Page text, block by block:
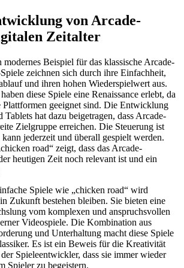
von Arcade-
Zeitalter
modernes Beispiel für das klassische Arcade-
zeichnen sich durch ihre Einfachheit,
und ihren hohen Wiederspielwert aus.
diese Spiele eine Renaissance erlebt, da
geeignet sind. Die Entwicklung
Tablets hat dazu beigetragen, dass Arcade-
Zielgruppe erreichen. Die Steuerung ist
jederzeit und überall gespielt werden.
road“ zeigt, dass das Arcade-
heutigen Zeit noch relevant ist und ein
Spiele wie „chicken road“ wird
Zukunft bestehen bleiben. Sie bieten eine
vom komplexen und anspruchsvollen
Videospiele. Die Kombination aus
und Unterhaltung macht diese Spiele
Es ist ein Beweis für die Kreativität
Spieleentwickler, dass sie immer wieder
Spieler zu begeistern.